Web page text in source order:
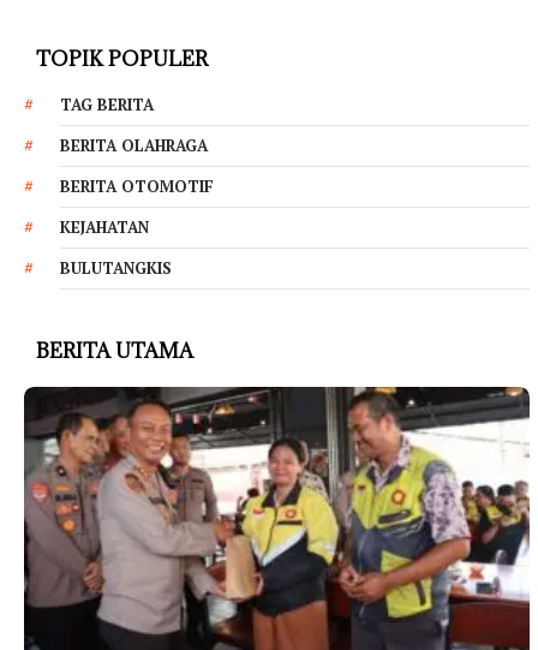
TOPIK POPULER
TAG BERITA
BERITA OLAHRAGA
BERITA OTOMOTIF
KEJAHATAN
BULUTANGKIS
BERITA UTAMA